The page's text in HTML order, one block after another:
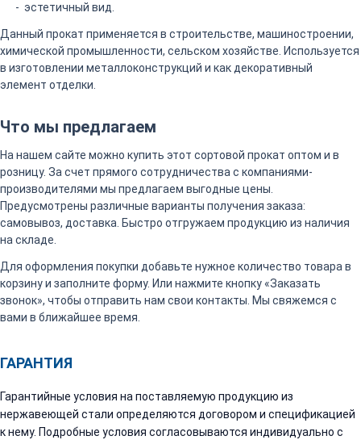
эстетичный вид.
Данный прокат применяется в строительстве, машиностроении,
химической промышленности, сельском хозяйстве. Используется
в изготовлении металлоконструкций и как декоративный
элемент отделки.
Что мы предлагаем
На нашем сайте можно купить этот сортовой прокат оптом и в
розницу. За счет прямого сотрудничества с компаниями-
производителями мы предлагаем выгодные цены.
Предусмотрены различные варианты получения заказа:
самовывоз, доставка. Быстро отгружаем продукцию из наличия
на складе.
Для оформления покупки добавьте нужное количество товара в
корзину и заполните форму. Или нажмите кнопку «Заказать
звонок», чтобы отправить нам свои контакты. Мы свяжемся с
вами в ближайшее время.
ГАРАНТИЯ
Гарантийные условия на поставляемую продукцию из
нержавеющей стали определяются договором и спецификацией
к нему. Подробные условия согласовываются индивидуально с